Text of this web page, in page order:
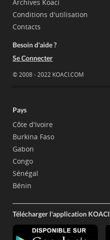
Archives Koaci
Conditions d'utilisation
Contacts
Besoin d'aide ?
Se Connecter
© 2008 - 2022 KOACI.COM
Pays
Côte d'Ivoire
Burkina Faso
Gabon
Congo
Sénégal
Bénin
Télécharger l'application KOACI